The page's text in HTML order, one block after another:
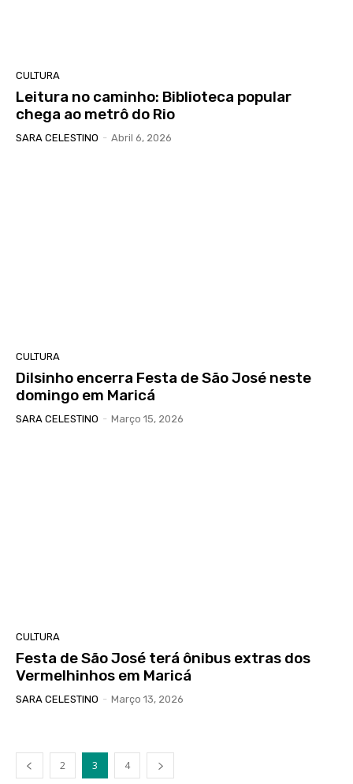
CULTURA
Leitura no caminho: Biblioteca popular
chega ao metrô do Rio
SARA CELESTINO - Abril 6, 2026
CULTURA
Dilsinho encerra Festa de São José neste
domingo em Maricá
SARA CELESTINO - Março 15, 2026
CULTURA
Festa de São José terá ônibus extras dos
Vermelhinhos em Maricá
SARA CELESTINO - Março 13, 2026
2 3 4